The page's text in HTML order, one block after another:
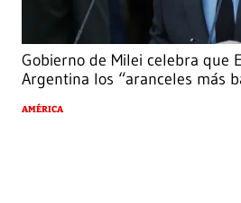
Gobierno de Milei celebra que
Argentina los “aranceles más
AMÉRICA